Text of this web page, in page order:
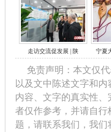
走访交流促发展 | 陕 宁夏
免责声明：本文仅
以及文中陈述文字和
内容、文字的真实性
者仅作参考，并请自
题，请联系我们，我